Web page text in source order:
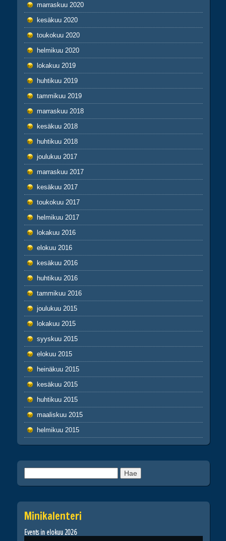
marraskuu 2020
kesäkuu 2020
toukokuu 2020
helmikuu 2020
lokakuu 2019
huhtikuu 2019
tammikuu 2019
marraskuu 2018
kesäkuu 2018
huhtikuu 2018
joulukuu 2017
marraskuu 2017
kesäkuu 2017
toukokuu 2017
helmikuu 2017
lokakuu 2016
elokuu 2016
kesäkuu 2016
huhtikuu 2016
tammikuu 2016
joulukuu 2015
lokakuu 2015
syyskuu 2015
elokuu 2015
heinäkuu 2015
kesäkuu 2015
huhtikuu 2015
maaliskuu 2015
helmikuu 2015
Minikalenteri
Events in elokuu 2026